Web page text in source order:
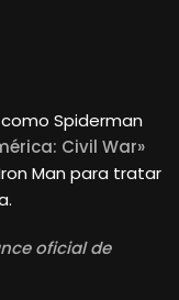
Spiderman
Civil War»
Man para tratar
oficial de